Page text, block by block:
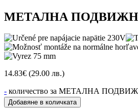
МЕТАЛНА ПОДВИЖНА
14.83€ (29.00 лв.)
- количество за МЕТАЛНА
Добавяне в количката